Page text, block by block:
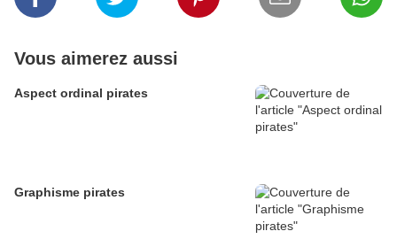
Vous aimerez aussi
Aspect ordinal pirates
Graphisme pirates